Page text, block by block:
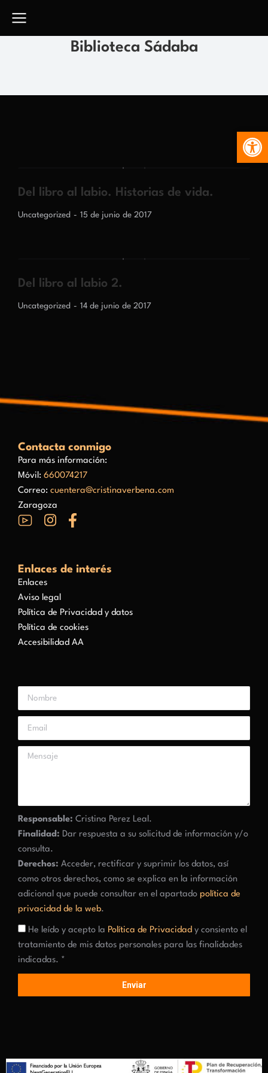
Biblioteca Sádaba
Del libro al labio. Historias de vida.
Uncategorized 15 de junio de 2017
Del libro al labio 2.
Uncategorized 14 de junio de 2017
Contacta conmigo
Para más información:
Móvil: 660074217
Correo: cuentera@cristinaverbena.com
Zaragoza
Enlaces de interés
Enlaces
Aviso legal
Política de Privacidad y datos
Política de cookies
Accesibilidad AA
Responsable: Cristina Perez Leal.
Finalidad: Dar respuesta a su solicitud de información y/o
consulta.
Derechos: Acceder, rectificar y suprimir los datos, así
como otros derechos, como se explica en la información
adicional que puede consultar en el apartado política de
privacidad de la web.
He leído y acepto la Política de Privacidad y consiento el
tratamiento de mis datos personales para las finalidades
indicadas. *
Enviar